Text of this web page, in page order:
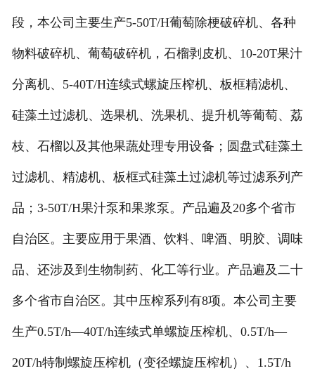
段，本公司主要生产5-50T/H葡萄除梗破碎机、各种
物料破碎机、葡萄破碎机，石榴剥皮机、10-20T果汁
分离机、5-40T/H连续式螺旋压榨机、板框精滤机、
硅藻土过滤机、选果机、洗果机、提升机等葡萄、荔
枝、石榴以及其他果蔬处理专用设备；圆盘式硅藻土
过滤机、精滤机、板框式硅藻土过滤机等过滤系列产
品；3-50T/H果汁泵和果浆泵。产品遍及20多个省市
自治区。主要应用于果酒、饮料、啤酒、明胶、调味
品、还涉及到生物制药、化工等行业。产品遍及二十
多个省市自治区。其中压榨系列有8项。本公司主要
生产0.5T/h—40T/h连续式单螺旋压榨机、0.5T/h—
20T/h特制螺旋压榨机（变径螺旋压榨机）、1.5T/h